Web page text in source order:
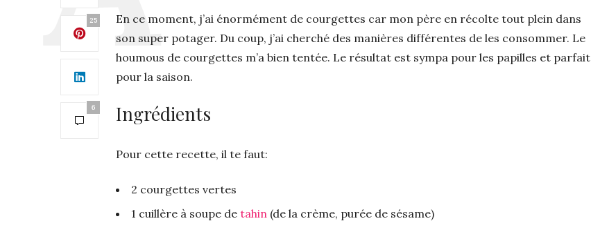
25
6
En ce moment, j’ai énormément de courgettes car mon père en récolte tout plein dans
son super potager. Du coup, j’ai cherché des manières différentes de les consommer. Le
houmous de courgettes m’a bien tentée. Le résultat est sympa pour les papilles et parfait
pour la saison.
Ingrédients
Pour cette recette, il te faut:
2 courgettes vertes
1 cuillère à soupe de tahin (de la crème, purée de sésame)